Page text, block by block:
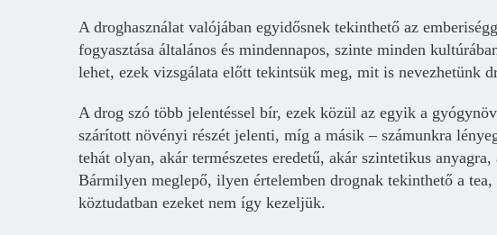
A droghasználat valójában egyidősnek tekinthető az
fogyasztása általános és mindennapos, szinte minden
lehet, ezek vizsgálata előtt tekintsük meg, mit is nevezhetünk
A drog szó több jelentéssel bír, ezek közül az egyik a
szárított növényi részét jelenti, míg a másik – számunkra
tehát olyan, akár természetes eredetű, akár szintetikus
Bármilyen meglepő, ilyen értelemben drognak tekinthető a
köztudatban ezeket nem így kezeljük.